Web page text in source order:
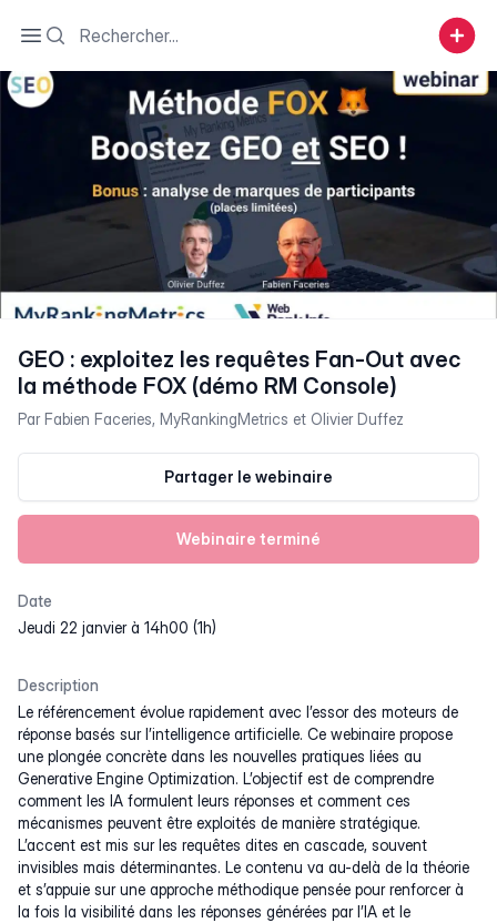
Open sidebar
Search
GEO : exploitez les requêtes Fan-Out avec
la méthode FOX (démo RM Console)
ParFabien Faceries, MyRankingMetrics et Olivier Duffez
Partager le webinaire
Webinaire terminé
Date
jeudi 22 janvier à 14h00 (1h)
Description
Le référencement évolue rapidement avec l’essor des moteurs de
réponse basés sur l’intelligence artificielle. Ce webinaire propose
une plongée concrète dans les nouvelles pratiques liées au
Generative Engine Optimization. L’objectif est de comprendre
comment les IA formulent leurs réponses et comment ces
mécanismes peuvent être exploités de manière stratégique.
L’accent est mis sur les requêtes dites en cascade, souvent
invisibles mais déterminantes. Le contenu va au-delà de la théorie
et s’appuie sur une approche méthodique pensée pour renforcer à
la fois la visibilité dans les réponses générées par l’IA et le